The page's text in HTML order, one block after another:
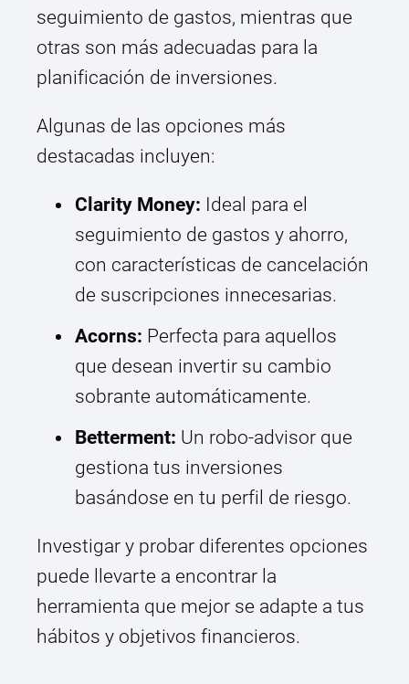
seguimiento de gastos, mientras que
otras son más adecuadas para la
planificación de inversiones.
Algunas de las opciones más
destacadas incluyen:
Clarity Money: Ideal para el
seguimiento de gastos y ahorro,
con características de cancelación
de suscripciones innecesarias.
Acorns: Perfecta para aquellos
que desean invertir su cambio
sobrante automáticamente.
Betterment: Un robo-advisor que
gestiona tus inversiones
basándose en tu perfil de riesgo.
Investigar y probar diferentes opciones
puede llevarte a encontrar la
herramienta que mejor se adapte a tus
hábitos y objetivos financieros.